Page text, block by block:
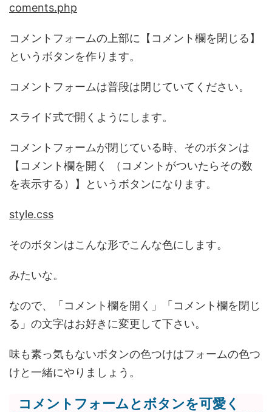
coments.php
コメントフォームの上部に【コメント欄を閉じる】
というボタンを作ります。
コメントフォームは普段は閉じていてください。
スライド式で開くようにします。
コメントフォームが閉じている時、そのボタンは
【コメント欄を開く （コメントがついたらその数
を表示する）】というボタンになります。
style.css
そのボタンはこんな形でこんな色にします。
みたいな。
なので、「コメント欄を開く」「コメント欄を閉じ
る」の文字はお好きに変更して下さい。
味も素っ気もないボタンの色つけはフォームの色つ
けと一緒にやりましょう。
コメントフォームとボタンを可愛く